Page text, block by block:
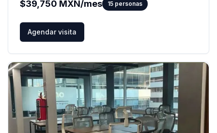
$39,750 MXN/mes 15 personas
Agendar visita